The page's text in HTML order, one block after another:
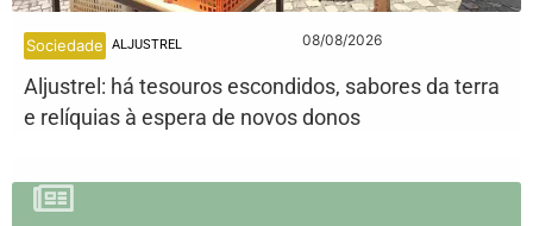
Sociedade ALJUSTREL 08/08/2026
Aljustrel: há tesouros escondidos, sabores da terra
e relíquias à espera de novos donos